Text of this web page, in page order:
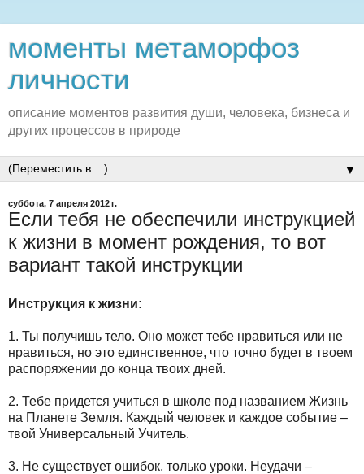
моменты метаморфоз
личности
описание моментов развития души, человека, бизнеса и
других процессов в природе
▼
суббота, 7 апреля 2012 г.
Если тебя не обеспечили инструкцией
к жизни в момент рождения, то вот
вариант такой инструкции
Инструкция к жизни:
1. Ты получишь тело. Оно может тебе нравиться или не
нравиться, но это единственное, что точно будет в твоем
распоряжении до конца твоих дней.
2. Тебе придется учиться в школе под названием Жизнь
на Планете Земля. Каждый человек и каждое событие –
твой Универсальный Учитель.
3. Не существует ошибок, только уроки. Неудачи –